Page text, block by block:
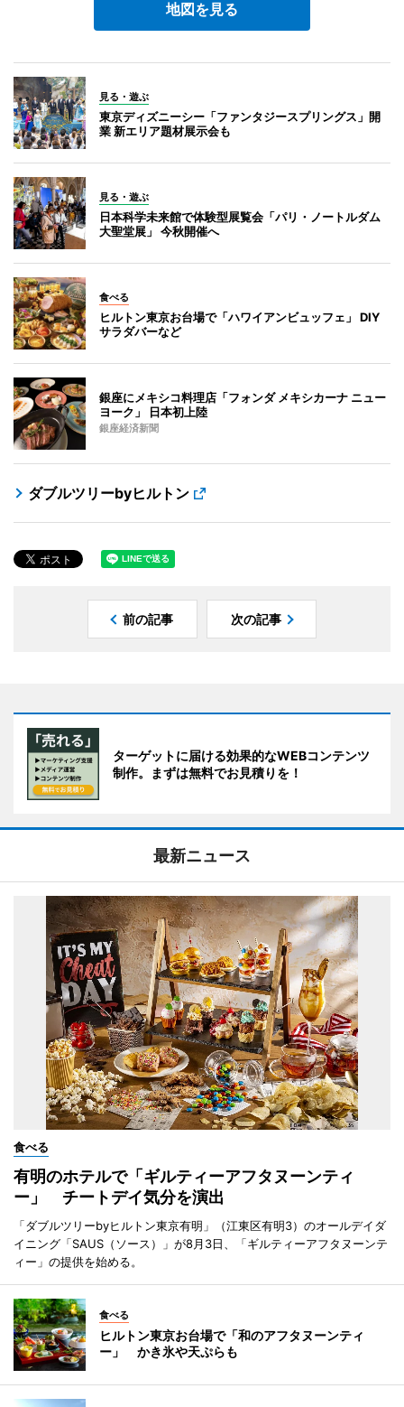
地図を見る
見る・遊ぶ
東京ディズニーシー「ファンタジースプリングス」開
業 新エリア題材展示会も
見る・遊ぶ
日本科学未来館で体験型展覧会「パリ・ノートルダム
大聖堂展」 今秋開催へ
食べる
ヒルトン東京お台場で「ハワイアンビュッフェ」 DIY
サラダバーなど
銀座にメキシコ料理店「フォンダ メキシカーナ ニュー
ヨーク」 日本初上陸
銀座経済新聞
ダブルツリーbyヒルトン
前の記事 次の記事
ターゲットに届ける効果的なWEBコンテンツ
制作。まずは無料でお見積りを！
最新ニュース
食べる
有明のホテルで「ギルティーアフタヌーンティ
ー」 チートデイ気分を演出
「ダブルツリーbyヒルトン東京有明」（江東区有明3）のオールデイダ
イニング「SAUS（ソース）」が8月3日、「ギルティーアフタヌーンテ
ィー」の提供を始める。
食べる
ヒルトン東京お台場で「和のアフタヌーンティ
ー」 かき氷や天ぷらも